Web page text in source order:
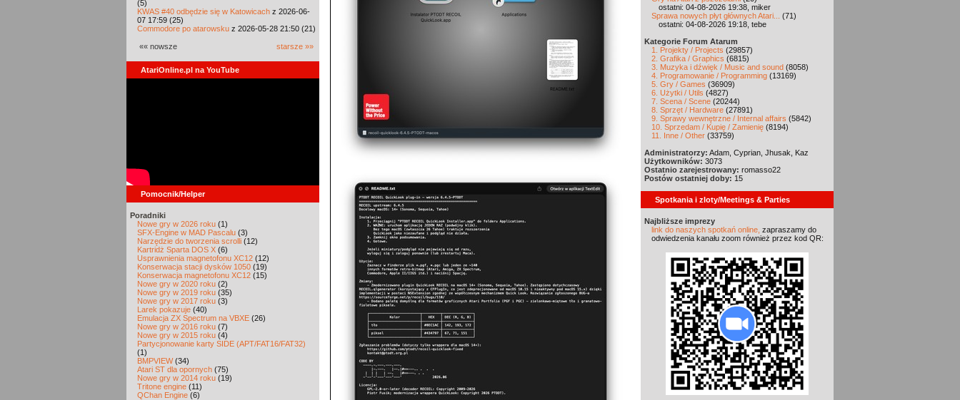
(5)
KWAS #40 odbędzie się w Katowicach z 2026-06-
07 17:59 (25)
Commodore po atarowsku z 2026-05-28 21:50 (21)
«« nowsze starsze »»
AtariOnline.pl na YouTube
Pomocnik/Helper
Poradniki
Nowe gry w 2026 roku (1)
SFX-Engine w MAD Pascalu (3)
Narzędzie do tworzenia scrolli (12)
Kartridż Sparta DOS X (6)
Usprawnienia magnetofonu XC12 (12)
Konserwacja stacji dysków 1050 (19)
Konserwacja magnetofonu XC12 (15)
Nowe gry w 2020 roku (2)
Nowe gry w 2019 roku (35)
Nowe gry w 2017 roku (3)
Larek pokazuje (40)
Emulacja ZX Spectrum na VBXE (26)
Nowe gry w 2016 roku (7)
Nowe gry w 2015 roku (4)
Partycjonowanie karty SIDE (APT/FAT16/FAT32)
(1)
BMPVIEW(34)
Atari ST dla opornych (75)
Nowe gry w 2014 roku (19)
Tritone engine (11)
QChan Engine (6)
ostatni: 04-08-2026 19:38, miker
Sprawa nowych płyt głównych Atari...
(71)
ostatni: 04-08-2026 19:18, tebe
Kategorie Forum Atarum
1. Projekty / Projects (29857)
2. Grafika / Graphics (6815)
3. Muzyka i dźwięk / Music and sound (8058)
4. Programowanie / Programming (13169)
5. Gry / Games (36909)
6. Użytki / Utils (4827)
7. Scena / Scene (20244)
8. Sprzęt / Hardware (27891)
9. Sprawy wewnętrzne / Internal affairs (5842)
10. Sprzedam / Kupię / Zamienię (8194)
11. Inne / Other (33759)
Administratorzy: Adam, Cyprian, Jhusak, Kaz
Użytkowników: 3073
Ostatnio zarejestrowany: romasso22
Postów ostatniej doby: 15
Spotkania i zloty/Meetings & Parties
Najbliższe imprezy
link do naszych spotkań online, zapraszamy do
odwiedzenia kanału zoom również przez kod QR: